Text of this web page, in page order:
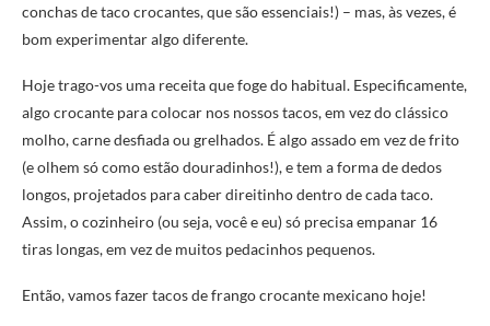
conchas de taco crocantes, que são essenciais!) – mas, às vezes, é
bom experimentar algo diferente.
Hoje trago-vos uma receita que foge do habitual. Especificamente,
algo crocante para colocar nos nossos tacos, em vez do clássico
molho, carne desfiada ou grelhados. É algo assado em vez de frito
(e olhem só como estão douradinhos!), e tem a forma de dedos
longos, projetados para caber direitinho dentro de cada taco.
Assim, o cozinheiro (ou seja, você e eu) só precisa empanar 16
tiras longas, em vez de muitos pedacinhos pequenos.
Então, vamos fazer tacos de frango crocante mexicano hoje!